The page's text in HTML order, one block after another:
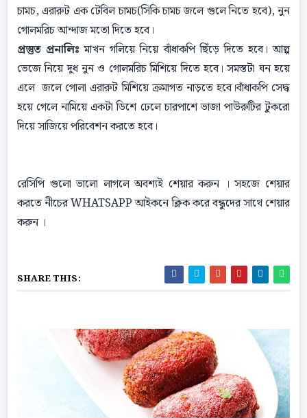
চামচ, এরারুট এক টেবিল চামচ(সিকি চামচ জলে গুলে নিতে হবে), নুন
গোলমরিচ আন্দাজ মতো দিতে হবে।
প্রস্তুত প্রনালিঃ মাখন গলিয়ে নিয়ে বাঁধাকপি ছিঁড়ে দিতে হবে। আল্প
ভেজে নিয়ে দুধ নুন ও গোলমরিচ মিশিয়ে দিতে হবে। সমস্তটা ঘন হয়ে
এলে জলে গোলা এরারুট মিশিয়ে ক্রমাগত নাড়তে হবে।বাঁধাকপি সেদ্ধ
হয়ে গেলে নামিয়ে একটা ডিশে ঢেলে চারপাশে ভাজা পাউরুটির টুকরো
দিয়ে সাজিয়ে পরিবেশন করতে হবে।
রেসিপি গুলো ভালো লাগলে অবশ্যই শেয়ার করুন । সহজে শেয়ার
করতে নীচের WHATSAPP আইকনে ক্লিক করে বন্ধুদের সাথে শেয়ার
করুন ।
SHARE THIS: